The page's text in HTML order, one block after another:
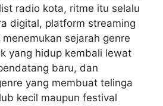
radio kota, ritme itu selalu
digital, platform streaming
sejarah genre
yang hidup kembali lewat
baru, dan
yang membuat telinga
kecil maupun festival